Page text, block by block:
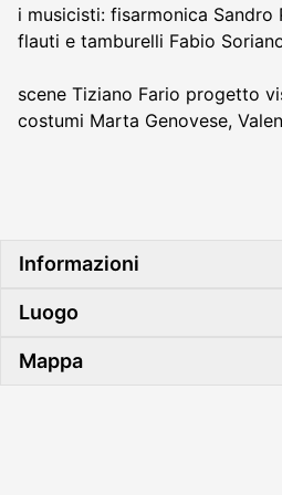
i musicisti: fisarmonica
flauti e tamburelli Fabio
scene Tiziano Fario progetto
costumi Marta Genovese,
Informazioni
Luogo
Mappa